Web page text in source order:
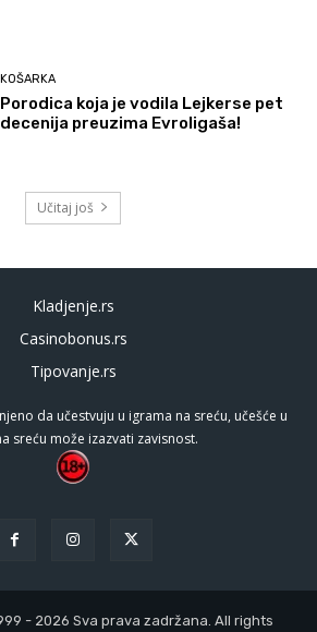
KOŠARKA
Porodica koja je vodila Lejkerse pet
decenija preuzima Evroligaša!
Učitaj još
Kladjenje.rs
Casinobonus.rs
Tipovanje.rs
da učestvuju u igrama na sreću, učešće u
sreću može izazvati zavisnost.
- 2026 Sva prava zadržana. All rights